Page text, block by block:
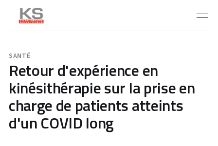
SANTÉ
Retour d'expérience en
kinésithérapie sur la prise en
charge de patients atteints
d'un COVID long